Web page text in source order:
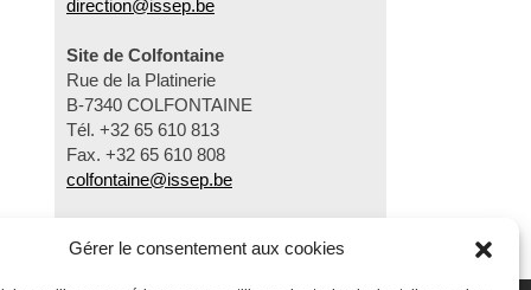
Gérer le consentement aux cookies
direction@issep.be
Site de Colfontaine
Rue de la Platinerie
B-7340 COLFONTAINE
Tél. +32 65 610 813
Fax. +32 65 610 808
colfontaine@issep.be